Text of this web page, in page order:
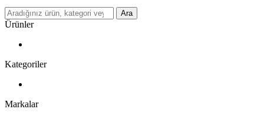
Ara
Ürünler
Kategoriler
Markalar